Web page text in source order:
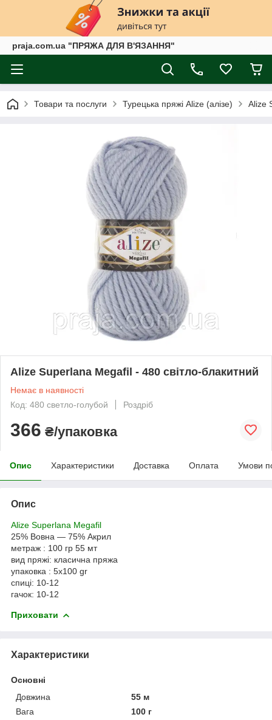
praja.com.ua "ПРЯЖА ДЛЯ В'ЯЗАННЯ"
Товари та послуги Турецька пряжі Alize (алізе) Alize
Alize Superlana Megafil - 480 світло-блакитний
Немає в наявності
Код: 480 светло-голубой
Роздріб
366 ₴/упаковка
Опис Характеристики Доставка Оплата Умови
Опис
Alize Superlana Megafil
25% Вовна — 75% Акрил
метраж : 100 гр 55 мт
вид пряжі: класична пряжа
упаковка : 5x100 gr
спиці: 10-12
гачок: 10-12
Приховати
Характеристики
Основні
Довжина
55 м
Вага
100 г